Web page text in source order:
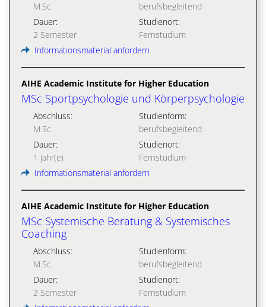
M.Sc.
berufsbegleitend
Dauer:
2 Semester
Studienort:
Fernstudium
Informationsmaterial anfordern
AIHE Academic Institute for Higher Education
MSc Sportpsychologie und Körperpsychologie
Abschluss:
M.Sc.
Studienform:
berufsbegleitend
Dauer:
1 Jahr(e)
Studienort:
Fernstudium
Informationsmaterial anfordern
AIHE Academic Institute for Higher Education
MSc Systemische Beratung & Systemisches
Coaching
Abschluss:
M.Sc.
Studienform:
berufsbegleitend
Dauer:
2 Semester
Studienort:
Fernstudium